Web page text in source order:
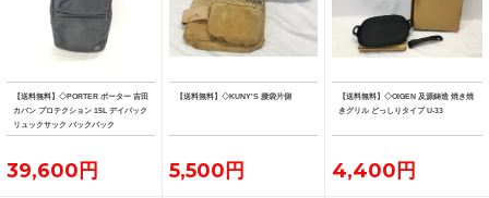
【送料無料】◇PORTER ポーター 吉田
カバン プロテクション 15L デイパック
リュックサック バックパック
39,600円
【送料無料】◇KUNY'S 腰袋片側
5,500円
【送料無料】◇OIGEN 及源鋳造 焼き焼
きグリル どっしりタイプ U-33
4,400円